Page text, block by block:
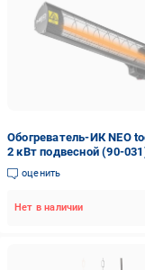
Обогреватель-ИК NEO
2 кВт подвесной (90-
оценить
Нет в наличии